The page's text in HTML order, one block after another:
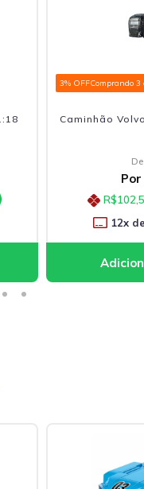
3% OFFComprando 3 ou
Caminhão Volvo
R$102,52
12x de